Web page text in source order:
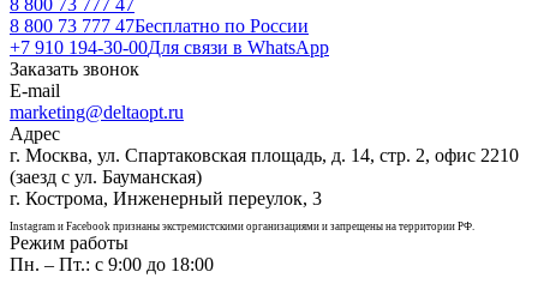
8 800 73 777 47
8 800 73 777 47Бесплатно по России
+7 910 194-30-00Для связи в WhatsApp
Заказать звонок
E-mail
marketing@deltaopt.ru
Адрес
г. Москва, ул. Спартаковская площадь, д. 14, стр. 2, офис 2210
(заезд с ул. Бауманская)
г. Кострома, Инженерный переулок, 3
Instagram и Facebook признаны экстремистскими организациями и запрещены на территории РФ.
Режим работы
Пн. – Пт.: с 9:00 до 18:00